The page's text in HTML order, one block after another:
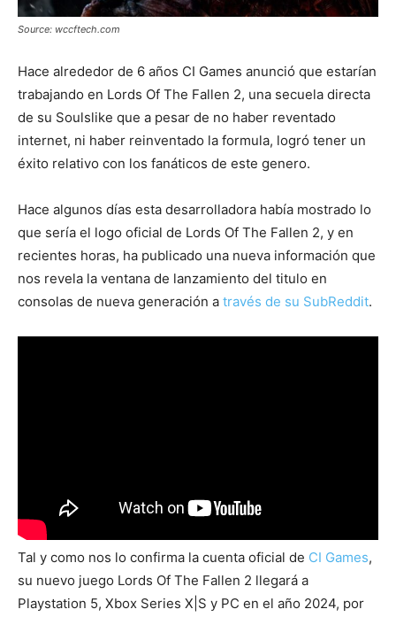
Source: wccftech.com
Hace alrededor de 6 años CI Games anunció que estarían
trabajando en Lords Of The Fallen 2, una secuela directa
de su Soulslike que a pesar de no haber reventado
internet, ni haber reinventado la formula, logró tener un
éxito relativo con los fanáticos de este genero.
Hace algunos días esta desarrolladora había mostrado lo
que sería el logo oficial de Lords Of The Fallen 2, y en
recientes horas, ha publicado una nueva información que
nos revela la ventana de lanzamiento del titulo en
consolas de nueva generación a través de su SubReddit.
Tal y como nos lo confirma la cuenta oficial de CI Games,
su nuevo juego Lords Of The Fallen 2 llegará a
Playstation 5, Xbox Series X|S y PC en el año 2024, por